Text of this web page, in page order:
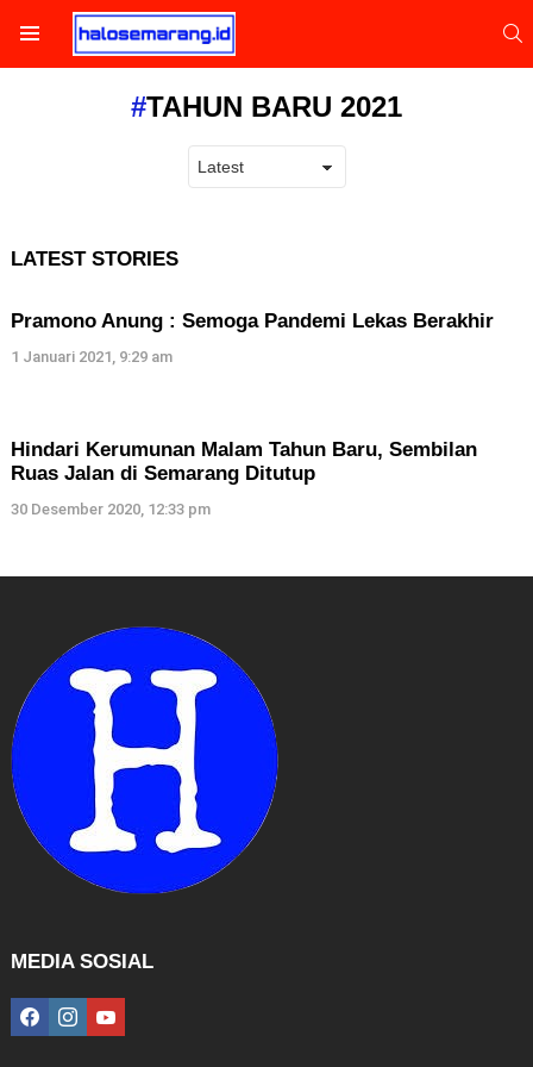
TAHUN BARU 2021
LATEST STORIES
Pramono Anung : Semoga Pandemi Lekas Berakhir
1 Januari 2021, 9:29 am
Hindari Kerumunan Malam Tahun Baru, Sembilan
Ruas Jalan di Semarang Ditutup
30 Desember 2020, 12:33 pm
MEDIA SOSIAL
facebookinstagramyoutube